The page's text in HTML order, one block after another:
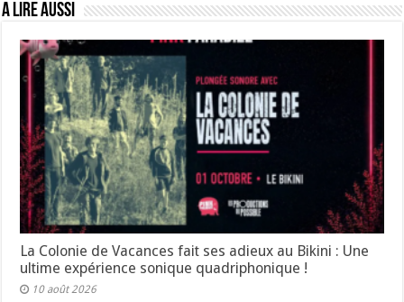
A lire aussi
La Colonie de Vacances fait ses adieux au Bikini : Une
ultime expérience sonique quadriphonique !
10 août 2026